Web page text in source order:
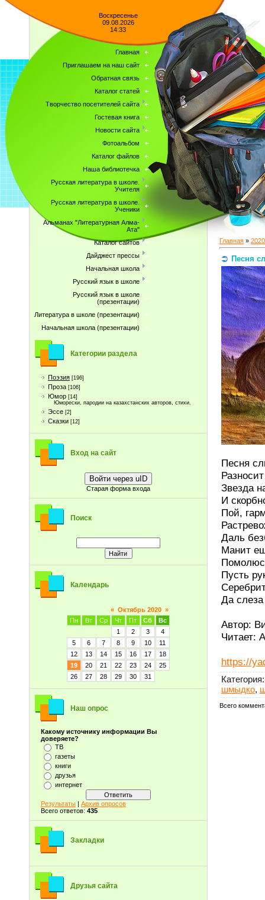
Воскресенье
09.08.2026
14:33
Главная
Приглашаем на наш сайт
Обратная связь
Каталог статей
Творчество посетителей сайта
Гостевая книга
Новости сайта
Фотоальбом
Каталог файлов
Наша библиотечка
Русская литература в школе.
Учителя
Русская литература в школе.
Ученики
Альманах "Литературная Алма-
Ата"
Каталог сайтов
Дайджест прессы
Начальная школа
Русский язык в школе
Русский язык в школе
(презентации)
Литература в школе (презентации)
Начальная школа (презентации)
Категории раздела
Поэзия [196]
Проза [106]
Юмор [14]
Юморески, пародии на казахстанских авторов, стихи.
Эссе [2]
Сказки [12]
Вход на сайт
Войти через uID
Старая форма входа
Поиск
Календарь
« Октябрь 2020 »
Пн
Вт Ср Чт Пт Сб
Вс
1
2 3
4
5
6 7 8 9 10
11
12
13 14 15 16 17
18
19
20 21 22 23 24
25
26
27 28 29 30 31
Наш опрос
Какому источнику информации Вы
доверяете?
ТВ
газеты
книги
друзья
интернет
Результаты | Архив опросов
Всего ответов: 435
Закладки
Друзья сайта
Главная » 2020
Песня
Песня
Звезда
И
Пой,
Даль
Манит
Пусть
Да
Автор:
Читает:
https://
Категория:
шмыдко,
Всего